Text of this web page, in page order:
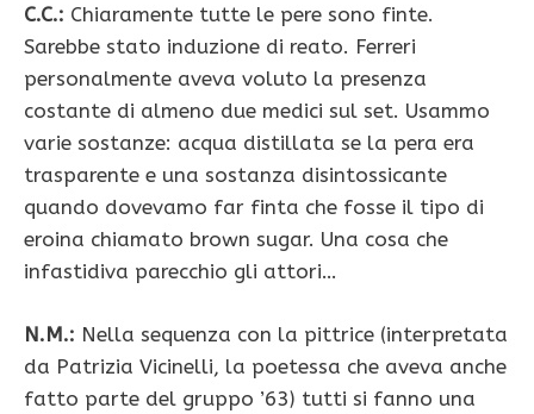
C.C.: Chiaramente tutte le pere sono finte.
Sarebbe stato induzione di reato. Ferreri
personalmente aveva voluto la presenza
costante di almeno due medici sul set. Usammo
varie sostanze: acqua distillata se la pera era
trasparente e una sostanza disintossicante
quando dovevamo far finta che fosse il tipo di
eroina chiamato brown sugar. Una cosa che
infastidiva parecchio gli attori…
N.M.: Nella sequenza con la pittrice (interpretata
da Patrizia Vicinelli, la poetessa che aveva anche
fatto parte del gruppo ’63) tutti si fanno una